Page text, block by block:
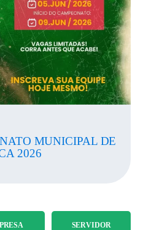
MUNICIPAL DE
2026
SERVIDOR